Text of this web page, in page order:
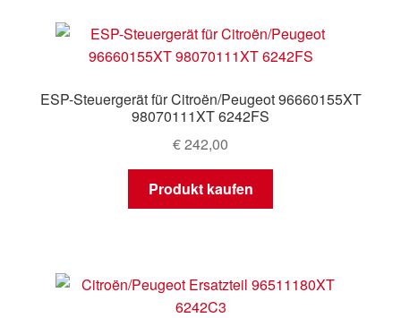
ESP-Steuergerät für Citroën/Peugeot 96660155XT
98070111XT 6242FS
€242,00
Produkt kaufen